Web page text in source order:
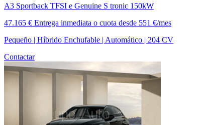
A3 Sportback TFSI e Genuine S tronic 150kW
47.165 € Entrega inmediata o cuota desde 551 €/mes
Pequeño | Híbrido Enchufable | Automático | 204 CV
Contactar